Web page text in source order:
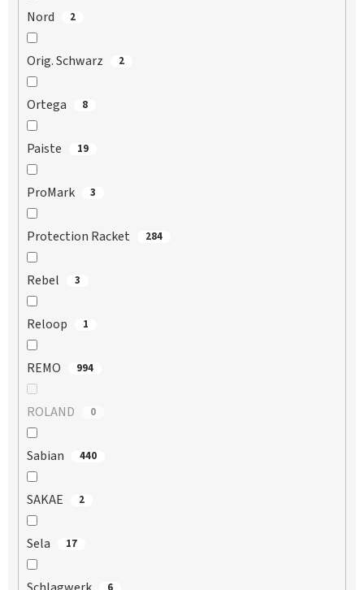
Nord 2
Orig. Schwarz 2
Ortega 8
Paiste 19
ProMark 3
Protection Racket 284
Rebel 3
Reloop 1
REMO 994
ROLAND 0
Sabian 440
SAKAE 2
Sela 17